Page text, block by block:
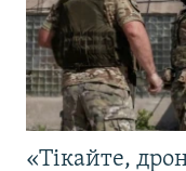
«Тікайте,